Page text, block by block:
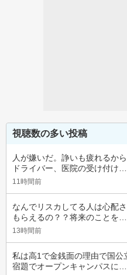
視聴数の多い投稿
人が嫌いだ。諍いも疲れるか
ドライバー、医院の受け付け…
11時間前
なんでリスカしてる人は心配
もらえるの？？将来のことを…
13時間前
私は高1で金銭面の理由で国
宿題でオープンキャンパスに…